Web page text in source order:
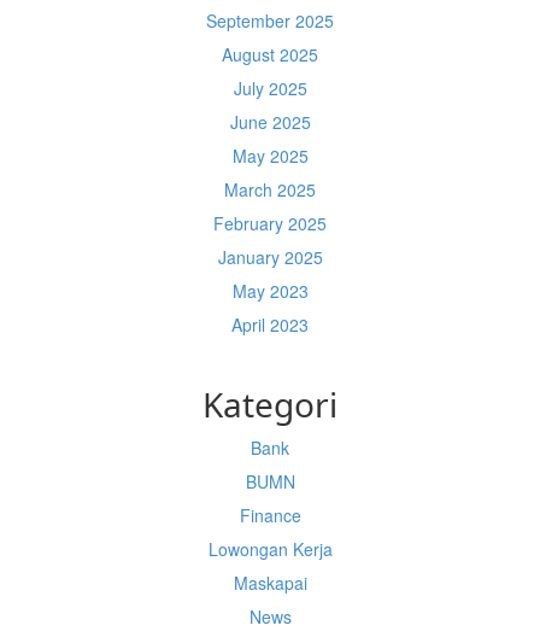
September 2025
August 2025
July 2025
June 2025
May 2025
March 2025
February 2025
January 2025
May 2023
April 2023
Kategori
Bank
BUMN
Finance
Lowongan Kerja
Maskapai
News